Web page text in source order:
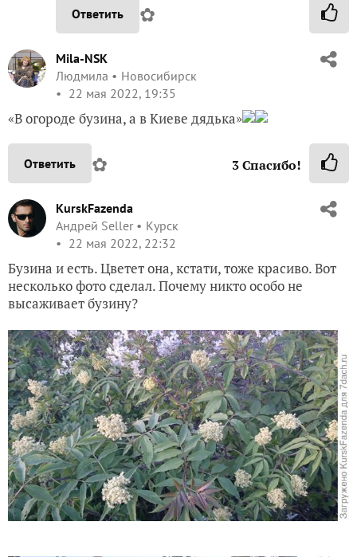
Ответить ✿
Mila-NSK
Людмила
Новосибирск
22 мая 2022, 19:35
«В огороде бузина, а в Киеве дядька»
Ответить ✿ 3Спасибо!
KurskFazenda
Андрей Seller
Курск
22 мая 2022, 22:32
Бузина и есть. Цветет она, кстати, тоже красиво. Вот
несколько фото сделал. Почему никто особо не
высаживает бузину?